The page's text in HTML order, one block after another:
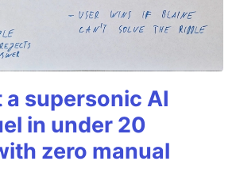
a supersonic AI
in under 20
zero manual